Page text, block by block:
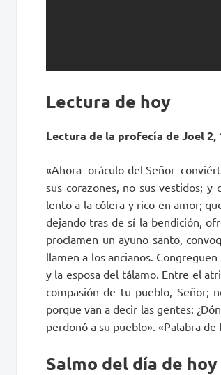
Lectura de hoy
Lectura de la profecía de Joel 2,
«Ahora -oráculo del Señor-
sus corazones, no sus vestidos; y
lento a la cólera y rico en amor;
dejando tras de sí la bendición,
proclamen un ayuno santo,
llamen a los ancianos.
y la esposa del tálamo. Entre el
compasión de tu pueblo, Señor;
porque van a decir las gentes:
perdonó a su pueblo». «Palabra de
Salmo del día de hoy